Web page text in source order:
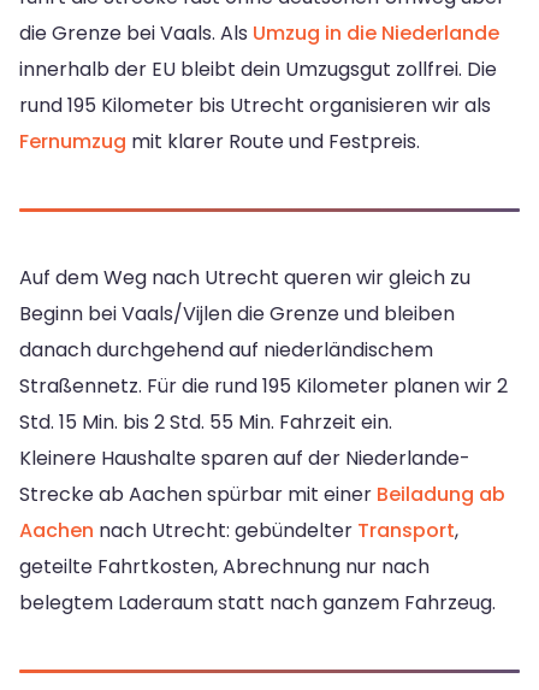
die Grenze bei Vaals. Als Umzug in die Niederlande
innerhalb der EU bleibt dein Umzugsgut zollfrei. Die
rund 195 Kilometer bis Utrecht organisieren wir als
Fernumzug mit klarer Route und Festpreis.
Auf dem Weg nach Utrecht queren wir gleich zu
Beginn bei Vaals/Vijlen die Grenze und bleiben
danach durchgehend auf niederländischem
Straßennetz. Für die rund 195 Kilometer planen wir 2
Std. 15 Min. bis 2 Std. 55 Min. Fahrzeit ein.
Kleinere Haushalte sparen auf der Niederlande-
Strecke ab Aachen spürbar mit einer Beiladung ab
Aachen nach Utrecht: gebündelter Transport,
geteilte Fahrtkosten, Abrechnung nur nach
belegtem Laderaum statt nach ganzem Fahrzeug.